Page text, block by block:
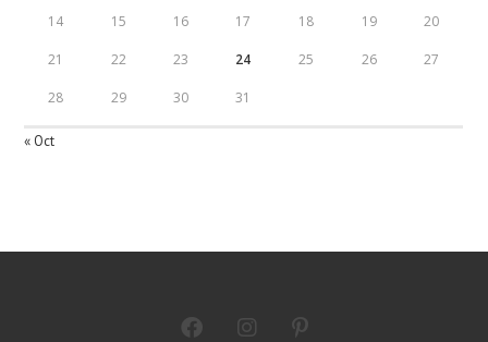
14 15 16 17 18 19 20
21 22 23 24 25 26 27
28 29 30 31
« Oct